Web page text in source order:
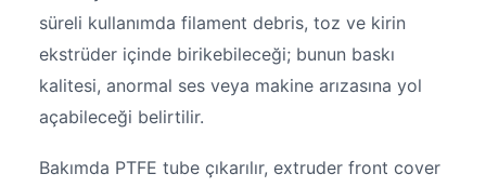
süreli kullanımda filament debris, toz ve kirin
ekstrüder içinde birikebileceği; bunun baskı
kalitesi, anormal ses veya makine arızasına yol
açabileceği belirtilir.
Bakımda PTFE tube çıkarılır, extruder front cover